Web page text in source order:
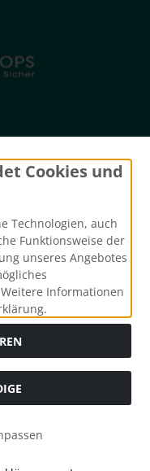
dem bisherigen Preis
Cookies und
Technologien, auch
Funktionsweise der
unseres Angebotes
Informationen